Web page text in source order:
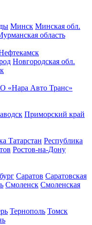
Минск Минская обл.
область
Новгородская обл.
«Нара Авто Транс»
Приморский край
Татарстан Республика
Ростов-на-Дону
Саратов Саратовская
Смоленск Смоленская
Тернополь Томск